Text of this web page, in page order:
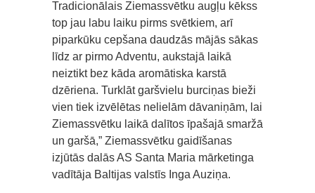
Tradicionālais Ziemassvētku augļu kēkss
top jau labu laiku pirms svētkiem, arī
piparkūku cepšana daudzās mājās sākas
līdz ar pirmo Adventu, aukstajā laikā
neiztikt bez kāda aromātiska karstā
dzēriena. Turklāt garšvielu burciņas bieži
vien tiek izvēlētas nelielām dāvaniņām, lai
Ziemassvētku laikā dalītos īpašajā smaržā
un garšā,” Ziemassvētku gaidīšanas
izjūtās dalās AS Santa Maria mārketinga
vadītāja Baltijas valstīs Inga Auziņa.